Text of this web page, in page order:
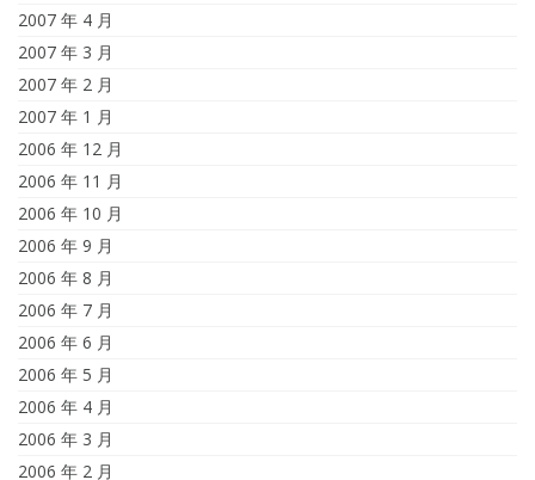
2007 年 4 月
2007 年 3 月
2007 年 2 月
2007 年 1 月
2006 年 12 月
2006 年 11 月
2006 年 10 月
2006 年 9 月
2006 年 8 月
2006 年 7 月
2006 年 6 月
2006 年 5 月
2006 年 4 月
2006 年 3 月
2006 年 2 月